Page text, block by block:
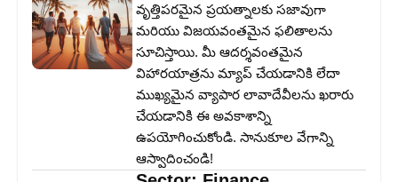
వృత్తిపరమైన ప్రయత్నాలకు సజావుగా
మరియు విజయవంతమైన ఫలితాలను
సూచిస్తాయి. మీ ఆదర్శవంతమైన
విహారయాత్రను మ్యాప్ చేయడానికి లేదా
ముఖ్యమైన వ్యాపార లావాదేవీలను ఖరారు
చేయడానికి ఈ అవకాశాన్ని
ఉపయోగించుకోండి. సానుకూల వేగాన్ని
ఆస్వాదించండి!